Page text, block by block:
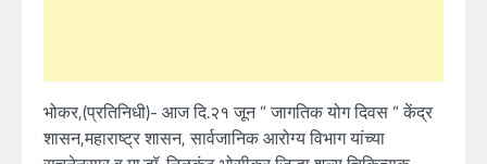
भोकर,(प्रतिनिधी)- आज दि.२१ जून ” जागतिक योग दिवस ” केंद्र
शासन,महाराष्ट्र शासन, सार्वजानिक आरोग्य विभाग यांच्या